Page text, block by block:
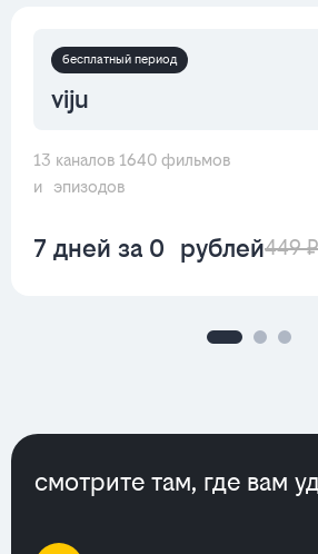
бесплатный период
viju
13 каналов 1640 фильмов
и эпизодов
7 дней за 0 рублей449
смотрите там, где вам